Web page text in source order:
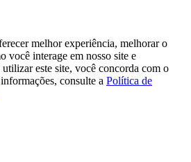
melhor experiência, melhorar o
você interage em nosso site e
este site, você concorda com o
consulte a Política de